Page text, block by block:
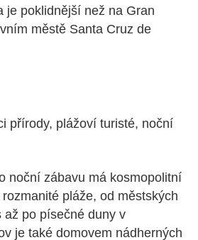
je poklidnější než na Gran
městě Santa Cruz de
přírody, plážoví turisté, noční
noční zábavu má kosmopolitní
pláže, od městských
až po písečné duny v
je také domovem nádherných